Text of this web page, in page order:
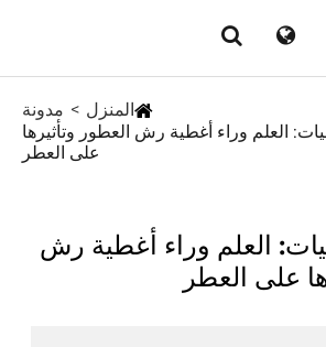
المنزل
مدونة
العلم وراء أغطية رش العطور وتأثيرها
على العطر
العلم وراء أغطية رش
على العطر